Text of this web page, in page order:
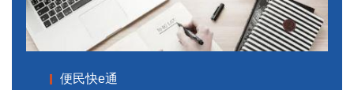
便民快e通